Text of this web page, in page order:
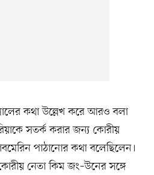
কথা উল্লেখ করে আরও বলা
সতর্ক করার জন্য কোরীয়
পাঠানোর কথা বলেছিলেন।
নেতা কিম জং–উনের সঙ্গে